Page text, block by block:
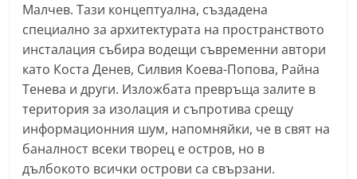
l
l
e
r
y
-
k
Малчев. Тази концептуална, създадена
специално за архитектурата на пространството
инсталация събира водещи съвременни автори
като Коста Денев, Силвия Коева-Попова, Райна
Тенева и други. Изложбата превръща залите в
територия за изолация и съпротива срещу
информационния шум, напомняйки, че в свят на
баналност всеки творец е остров, но в
дълбокото всички острови са свързани.